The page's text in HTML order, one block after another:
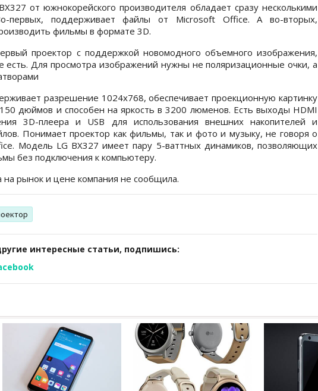
от южнокорейского производителя обладает сразу несколькими
первых, поддерживает файлы от Microsoft Office. А во-вторых,
фильмы в формате 3D.
проектор с поддержкой новомодного объемного изображения,
есть. Для просмотра изображений нужны не поляризационные очки, а
разрешение 1024х768, обеспечивает проекционную картинку
дюймов и способен на яркость в 3200 люменов. Есть выходы HDMI
3D-плеера и USB для использования внешних накопителей и
Понимает проектор как фильмы, так и фото и музыку, не говоря о
Модель LG BX327 имеет пару 5-ваттных динамиков, позволяющих
без подключения к компьютеру.
рынок и цене компания не сообщила.
интересные статьи, подпишись: